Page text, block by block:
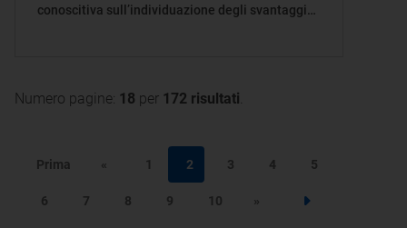
conoscitiva sull’individuazione degli svantaggi
Numero pagine: 18 per 172 risultati.
Prima « 1 2 3 4 5
6 7 8 9 10 »
Step successivo